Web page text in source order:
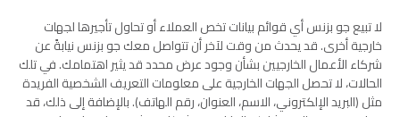
لا تبيع جو بزنس أي قوائم بيانات تخص العملاء أو تحاول تأجيرها لجهات
خارجية أخرى. قد يحدث من وقت لآخر أن تتواصل معك جو بزنس نيابةً عن
شركاء الأعمال الخارجيين بشأن وجود عرض محدد قد يثير اهتمامك. في تلك
الحالات، لا تحصل الجهات الخارجية على معلومات التعريف الشخصية الفريدة
مثل (البريد الإلكتروني، الاسم، العنوان، رقم الهاتف). بالإضافة إلى ذلك، قد